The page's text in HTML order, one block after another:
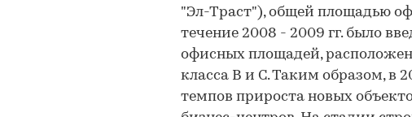
"Эл-Траст"), общей площадью
течение 2008 - 2009 гг. было
офисных площадей,
класса В и С. Таким образом, в
темпов прироста новых